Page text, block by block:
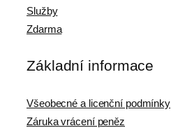
Služby
Zdarma
Základní informace
Všeobecné a licenční podmínky
Záruka vrácení peněz